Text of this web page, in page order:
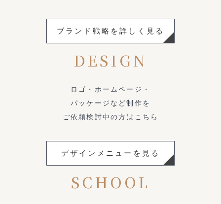
ブランド戦略を詳しく見る
DESIGN
ロゴ・ホームページ・
パッケージなど制作を
ご依頼検討中の方はこちら
デザインメニューを見る
SCHOOL